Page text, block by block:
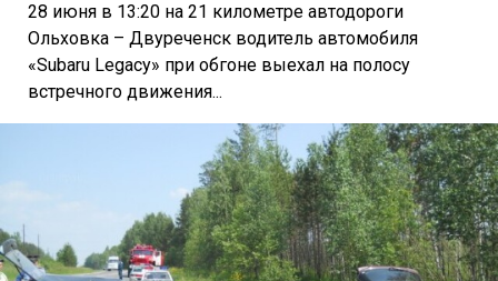
28 июня в 13:20 на 21 километре автодороги
Ольховка – Двуреченск водитель автомобиля
«Subaru Legacy» при обгоне выехал на полосу
встречного движения...